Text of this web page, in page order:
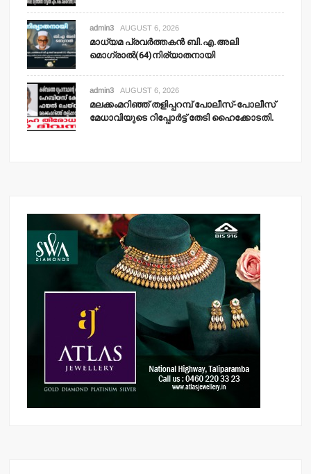
admin3 AUGUST 6, 2026
മാധ്യമ പ്രവര്‍ത്തകന്‍ ബി.എ.അലി
മൊഗ്രാല്‍(64)നിര്യാതനായി
admin3 AUGUST 6, 2026
മലക്കംമറിഞ്ഞ് തളിപ്പറമ്പ് പോലീസ്-പോലീസ്
മേധാവിയുടെ റിപ്പോര്‍ട്ട് തേടി ഹൈക്കോടതി.